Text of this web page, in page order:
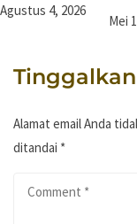
Agustus 4, 2026
Mei
Alamat email Anda
ditandai *